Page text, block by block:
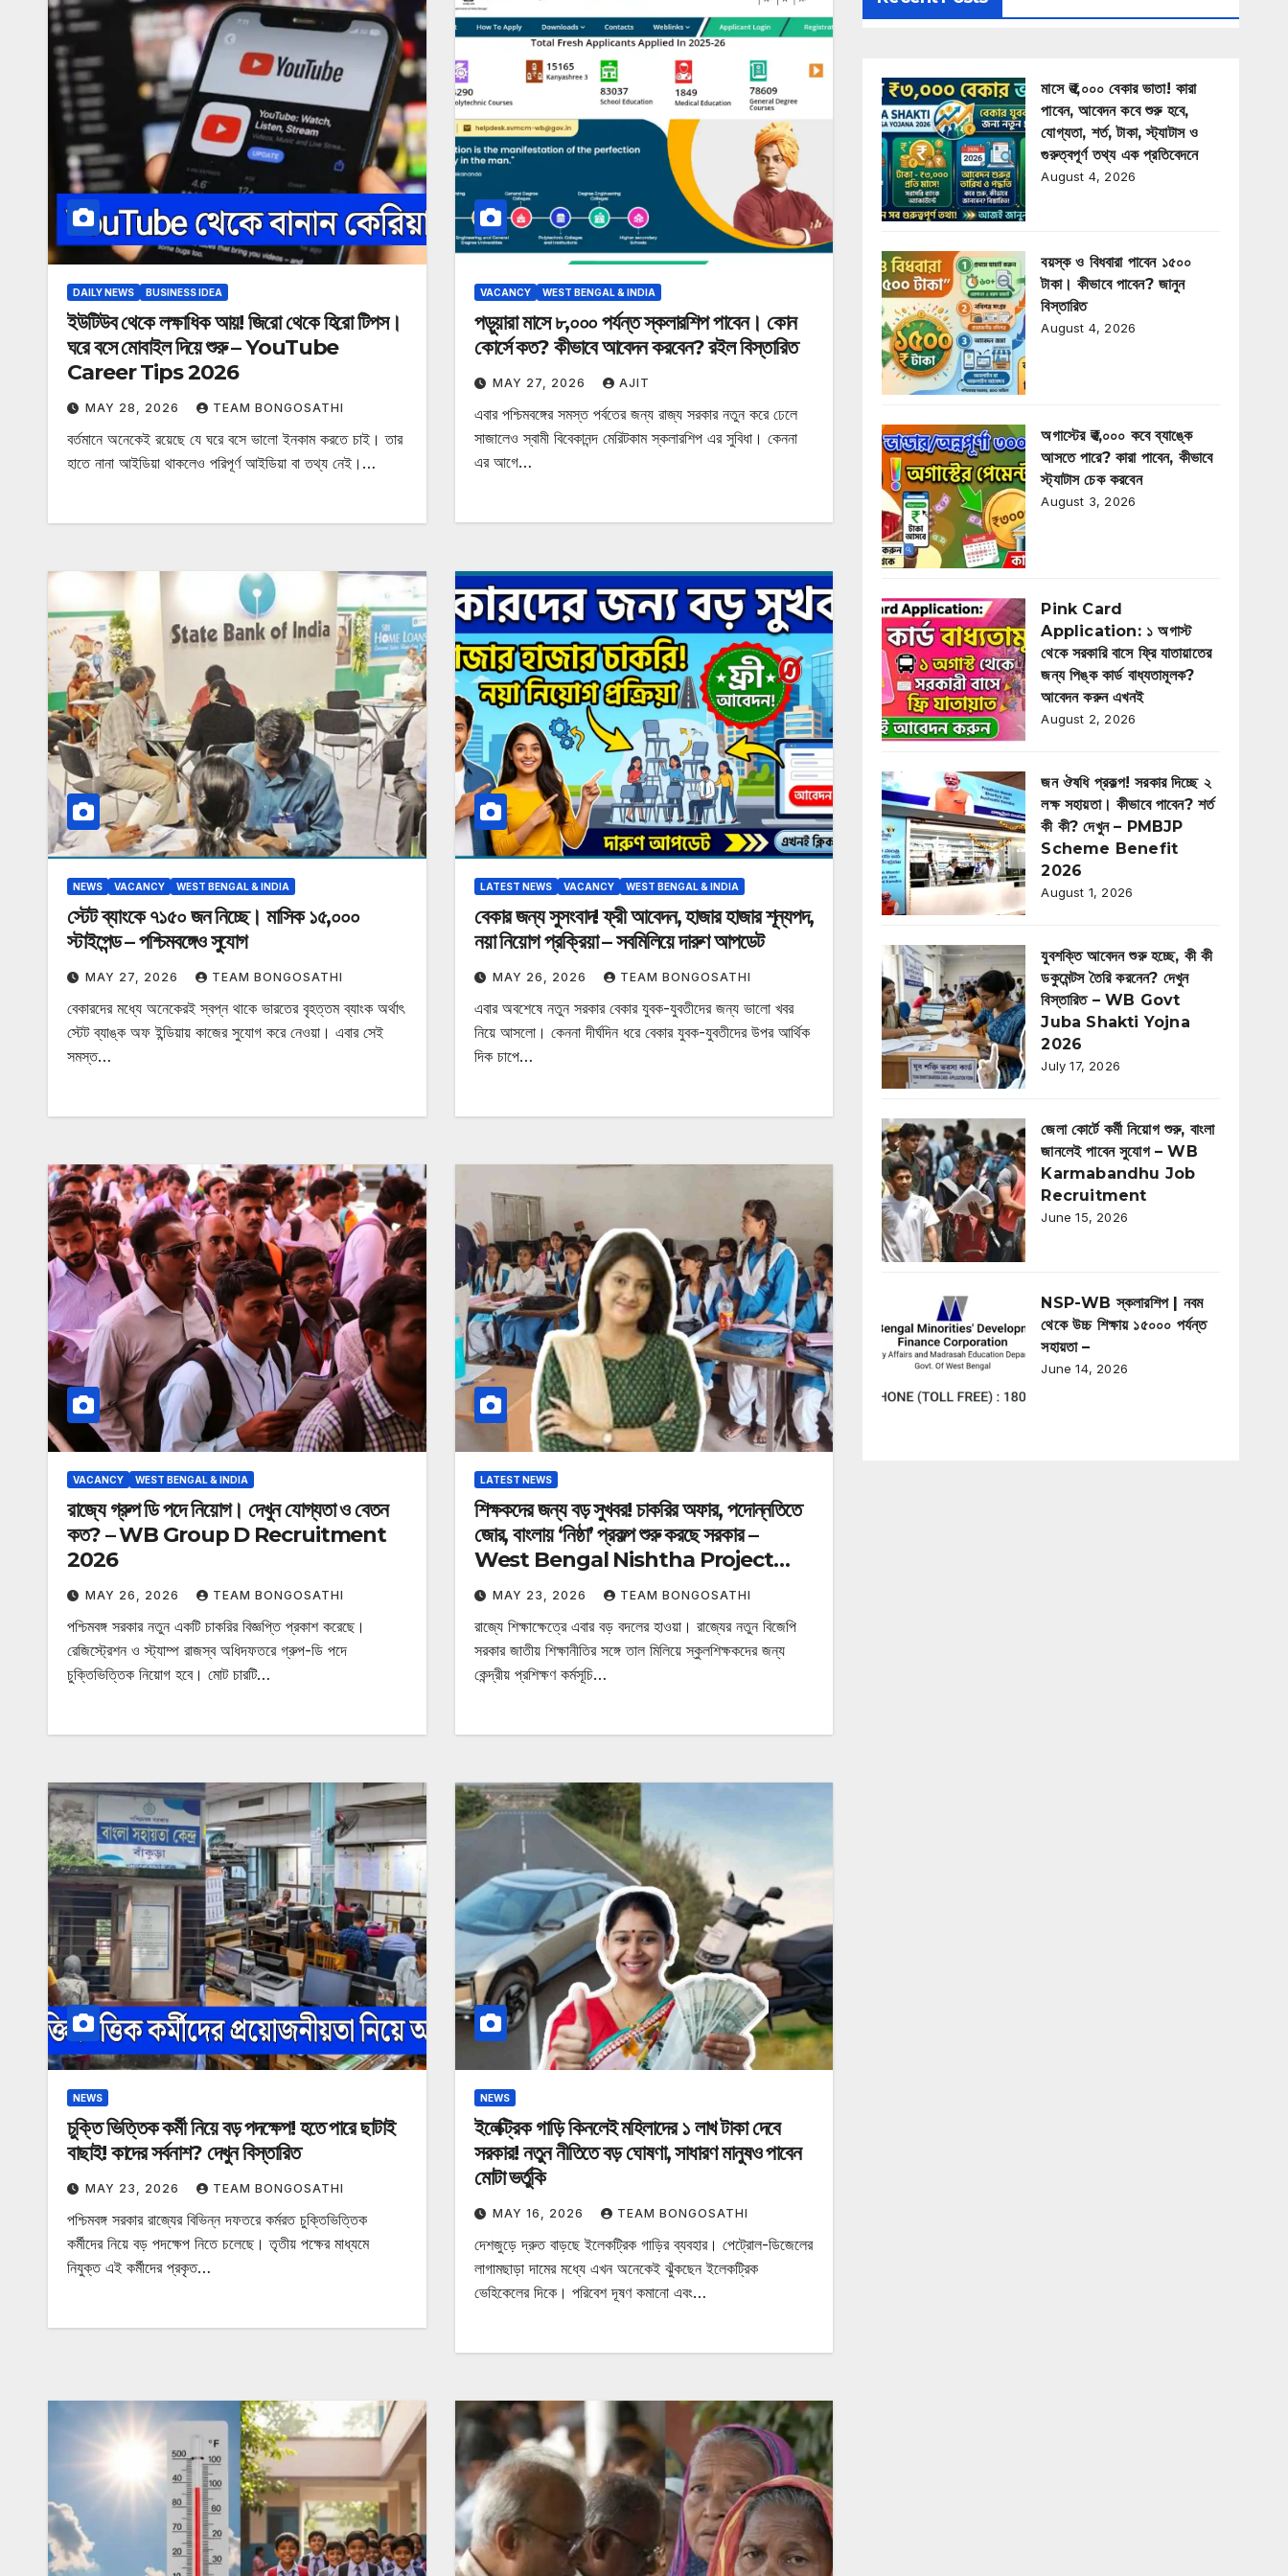
DAILY NEWS BUSINESS IDEA
ইউটিউব থেকে লক্ষাধিক আয়! জিরো থেকে হিরো টিপস।
ঘরে বসে মোবাইল দিয়ে শুরু – YouTube
Career Tips 2026
MAY 28, 2026 TEAM BONGOSATHI
বর্তমানে অনেকেই রয়েছে যে ঘরে বসে ভালো ইনকাম করতে চাই। তার
হাতে নানা আইডিয়া থাকলেও পরিপূর্ণ আইডিয়া বা তথ্য নেই।…
VACANCY WEST BENGAL & INDIA
পড়ুয়ারা মাসে ৮,০০০ পর্যন্ত স্কলারশিপ পাবেন। কোন
কোর্সে কত? কীভাবে আবেদন করবেন? রইল বিস্তারিত
MAY 27, 2026 AJIT
এবার পশ্চিমবঙ্গের সমস্ত পর্বতের জন্য রাজ্য সরকার নতুন করে ঢেলে
সাজালেও স্বামী বিবেকানন্দ মেরিটকাম স্কলারশিপ এর সুবিধা। কেননা
এর আগে…
NEWS VACANCY WEST BENGAL & INDIA
স্টেট ব্যাংকে ৭১৫০ জন নিচ্ছে। মাসিক ১৫,০০০
স্টাইপেন্ড – পশ্চিমবঙ্গেও সুযোগ
MAY 27, 2026 TEAM BONGOSATHI
বেকারদের মধ্যে অনেকেরই স্বপ্ন থাকে ভারতের বৃহত্তম ব্যাংক অর্থাৎ
স্টেট ব্যাঙ্ক অফ ইন্ডিয়ায় কাজের সুযোগ করে নেওয়া। এবার সেই
সমস্ত…
LATEST NEWS VACANCY WEST BENGAL & INDIA
বেকার জন্য সুসংবাদ! ফ্রী আবেদন, হাজার হাজার শূন্যপদ,
নয়া নিয়োগ প্রক্রিয়া – সবমিলিয়ে দারুণ আপডেট
MAY 26, 2026 TEAM BONGOSATHI
এবার অবশেষে নতুন সরকার বেকার যুবক-যুবতীদের জন্য ভালো খবর
নিয়ে আসলো। কেননা দীর্ঘদিন ধরে বেকার যুবক-যুবতীদের উপর আর্থিক
দিক চাপে…
VACANCY WEST BENGAL & INDIA
রাজ্যে গ্রুপ ডি পদে নিয়োগ। দেখুন যোগ্যতা ও বেতন
কত? – WB Group D Recruitment
2026
MAY 26, 2026 TEAM BONGOSATHI
পশ্চিমবঙ্গ সরকার নতুন একটি চাকরির বিজ্ঞপ্তি প্রকাশ করেছে।
রেজিস্ট্রেশন ও স্ট্যাম্প রাজস্ব অধিদফতরে গ্রুপ-ডি পদে
চুক্তিভিত্তিক নিয়োগ হবে। মোট চারটি…
LATEST NEWS
শিক্ষকদের জন্য বড় সুখবর! চাকরির অফার, পদোন্নতিতে
জোর, বাংলায় ‘নিষ্ঠা’ প্রকল্প শুরু করছে সরকার –
West Bengal Nishtha Project
2026
MAY 23, 2026 TEAM BONGOSATHI
রাজ্যে শিক্ষাক্ষেত্রে এবার বড় বদলের হাওয়া। রাজ্যের নতুন বিজেপি
সরকার জাতীয় শিক্ষানীতির সঙ্গে তাল মিলিয়ে স্কুলশিক্ষকদের জন্য
কেন্দ্রীয় প্রশিক্ষণ কর্মসূচি…
NEWS
চুক্তি ভিত্তিক কর্মী নিয়ে বড় পদক্ষেপ! হতে পারে ছাটাই
বাছাই! কাদের সর্বনাশ? দেখুন বিস্তারিত
MAY 23, 2026 TEAM BONGOSATHI
পশ্চিমবঙ্গ সরকার রাজ্যের বিভিন্ন দফতরে কর্মরত চুক্তিভিত্তিক
কর্মীদের নিয়ে বড় পদক্ষেপ নিতে চলেছে। তৃতীয় পক্ষের মাধ্যমে
নিযুক্ত এই কর্মীদের প্রকৃত…
NEWS
ইলেক্ট্রিক গাড়ি কিনলেই মহিলাদের ১ লাখ টাকা দেবে
সরকার! নতুন নীতিতে বড় ঘোষণা, সাধারণ মানুষও পাবেন
মোটা ভর্তুকি
MAY 16, 2026 TEAM BONGOSATHI
দেশজুড়ে দ্রুত বাড়ছে ইলেকট্রিক গাড়ির ব্যবহার। পেট্রোল-ডিজেলের
লাগামছাড়া দামের মধ্যে এখন অনেকেই ঝুঁকছেন ইলেকট্রিক
ভেহিকেলের দিকে। পরিবেশ দূষণ কমানো এবং…
মাসে ₹৩,০০০ বেকার ভাতা! কারা
পাবেন, আবেদন কবে শুরু হবে,
যোগ্যতা, শর্ত, টাকা, স্ট্যাটাস ও
গুরুত্বপূর্ণ তথ্য এক প্রতিবেদনে
August 4, 2026
বয়স্ক ও বিধবারা পাবেন ১৫০০
টাকা। কীভাবে পাবেন? জানুন
বিস্তারিত
August 4, 2026
অগাস্টের ₹৩,০০০ কবে ব্যাঙ্কে
আসতে পারে? কারা পাবেন, কীভাবে
স্ট্যাটাস চেক করবেন
August 3, 2026
Pink Card
Application: ১ অগাস্ট
থেকে সরকারি বাসে ফ্রি যাতায়াতের
জন্য পিঙ্ক কার্ড বাধ্যতামূলক?
আবেদন করুন এখনই
August 2, 2026
জন ঔষধি প্রকল্প! সরকার দিচ্ছে ২
লক্ষ সহায়তা। কীভাবে পাবেন? শর্ত
কী কী? দেখুন – PMBJP
Scheme Benefit
2026
August 1, 2026
যুবশক্তি আবেদন শুরু হচ্ছে, কী কী
ডকুমেন্টস তৈরি করনেন? দেখুন
বিস্তারিত – WB Govt
Juba Shakti Yojna
2026
July 17, 2026
জেলা কোর্টে কর্মী নিয়োগ শুরু, বাংলা
জানলেই পাবেন সুযোগ – WB
Karmabandhu Job
Recruitment
June 15, 2026
NSP-WB স্কলারশিপ | নবম
থেকে উচ্চ শিক্ষায় ১৫০০০ পর্যন্ত
সহায়তা –
June 14, 2026